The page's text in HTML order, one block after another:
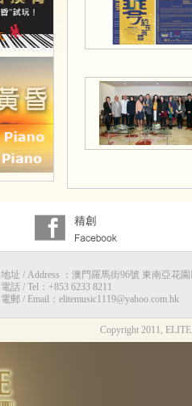
地址 / Address ：澳門羅馬街96號 東南亞花園
電話 / Tel：+853 6233 8211
電郵 / Email：elitemusic1119@yahoo.com.hk
Copyright 2011,